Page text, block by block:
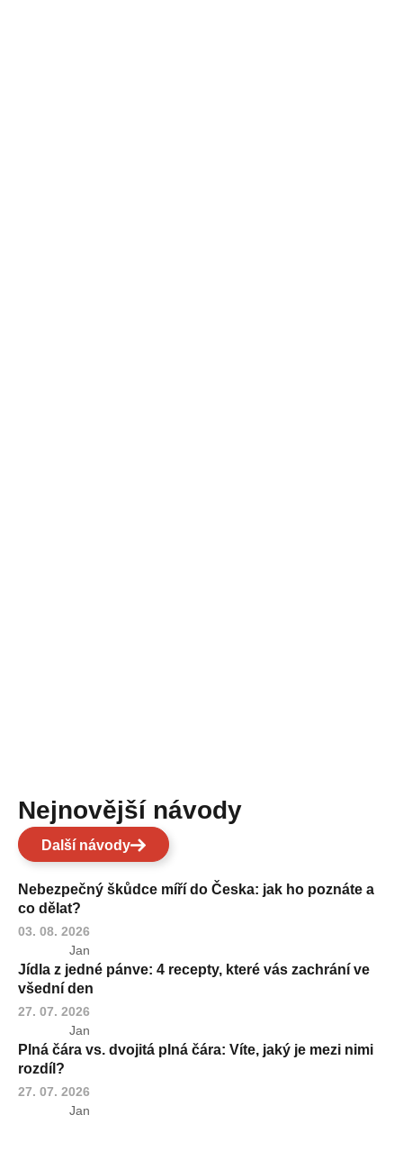
Nejnovější návody
Další návody
Nebezpečný škůdce míří do Česka: jak ho poznáte a
co dělat?
03. 08. 2026
Jan
Jídla z jedné pánve: 4 recepty, které vás zachrání ve
všední den
27. 07. 2026
Jan
Plná čára vs. dvojitá plná čára: Víte, jaký je mezi nimi
rozdíl?
27. 07. 2026
Jan